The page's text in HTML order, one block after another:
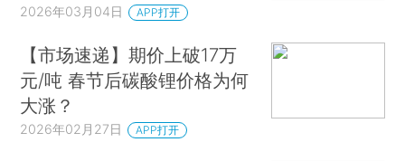
2026年03月04日 APP打开
【市场速递】期价上破17万
元/吨 春节后碳酸锂价格为何
大涨？
2026年02月27日 APP打开